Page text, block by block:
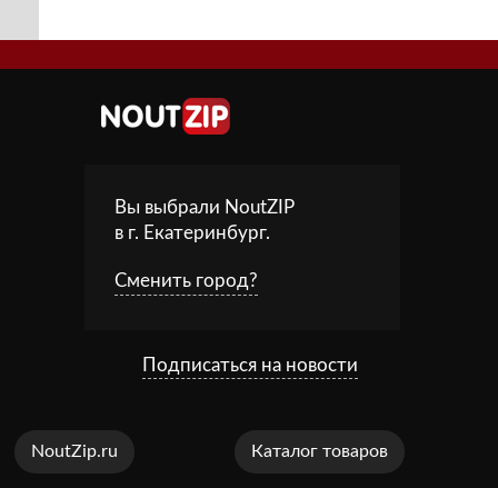
Вы выбрали NoutZIP
в г. Екатеринбург.
Сменить город?
Подписаться на новости
NoutZip.ru Каталог товаров